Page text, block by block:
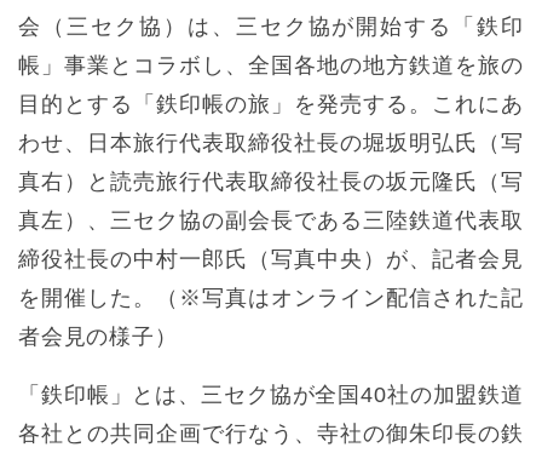
会（三セク協）は、三セク協が開始する「鉄印
帳」事業とコラボし、全国各地の地方鉄道を旅の
目的とする「鉄印帳の旅」を発売する。これにあ
わせ、日本旅行代表取締役社長の堀坂明弘氏（写
真右）と読売旅行代表取締役社長の坂元隆氏（写
真左）、三セク協の副会長である三陸鉄道代表取
締役社長の中村一郎氏（写真中央）が、記者会見
を開催した。（※写真はオンライン配信された記
者会見の様子）
「鉄印帳」とは、三セク協が全国40社の加盟鉄道
各社との共同企画で行なう、寺社の御朱印長の鉄